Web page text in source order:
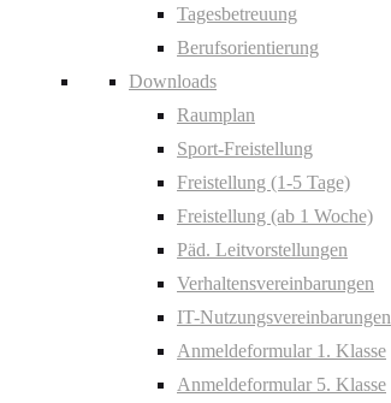
Tagesbetreuung
Berufsorientierung
Downloads
Raumplan
Sport-Freistellung
Freistellung (1-5 Tage)
Freistellung (ab 1 Woche)
Päd. Leitvorstellungen
Verhaltensvereinbarungen
IT-Nutzungsvereinbarungen
Anmeldeformular 1. Klasse
Anmeldeformular 5. Klasse